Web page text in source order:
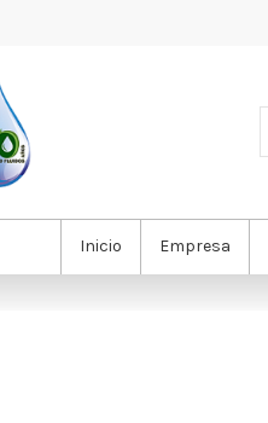
Inicio Empresa